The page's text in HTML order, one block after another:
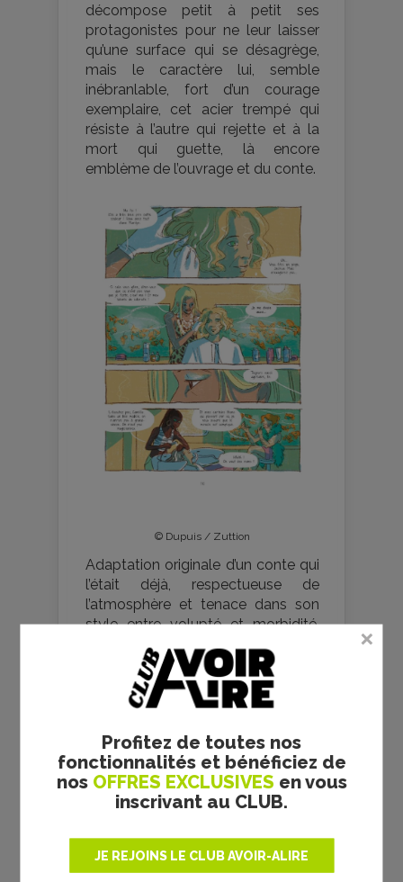
Profitez de toutes nos
fonctionnalités et bénéficiez de
nos OFFRES EXCLUSIVES en vous
inscrivant au CLUB.
JE REJOINS LE CLUB AVOIR-ALIRE
décompose petit à petit ses
protagonistes pour ne leur laisser
qu’une surface qui se désagrège,
mais le caractère lui, semble
inébranlable, fort d’un courage
exemplaire, cet acier trempé qui
résiste à l’autre qui rejette et à la
mort qui guette, là encore
emblème de l’ouvrage et du conte.
© Dupuis / Zuttion
Adaptation originale d’un conte qui
l’était déjà, respectueuse de
l’atmosphère et tenace dans son
style entre volupté et morbidité,
Salon de beautéporte à la fois très
bien et très mal son nom, comme
un lieu parfait entre Eros et
Thanatos.
184 pages – 24,50 €
Baptiste Lépine